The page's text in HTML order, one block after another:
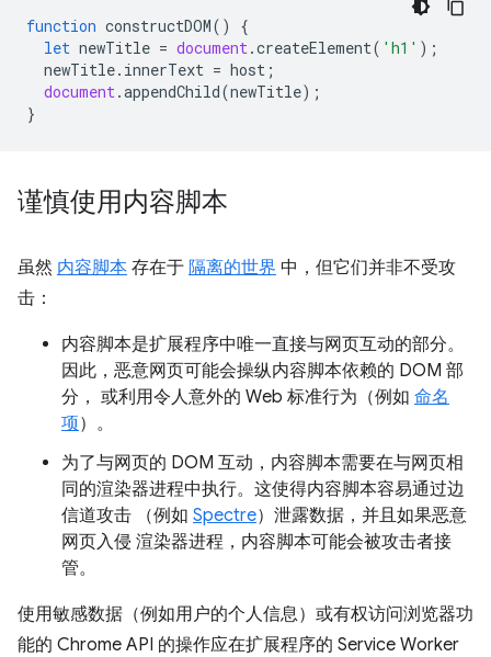
function constructDOM()
{
let newTitle = document.createElement( 'h1' );
newTitle. innerText = host ;
document.appendChild(newTitle);
}
谨慎使用内容脚本
虽然 内容脚本 存在于 隔离的世界 中，但它们并非不受攻
击：
内容脚本是扩展程序中唯一直接与网页互动的部分。
因此，恶意网页可能会操纵内容脚本依赖的 DOM 部
分， 或利用令人意外的 Web 标准行为（例如 命名
项）。
为了与网页的 DOM 互动，内容脚本需要在与网页相
同的渲染器进程中执行。这使得内容脚本容易通过边
信道攻击 （例如 Spectre）泄露数据，并且如果恶意
网页入侵 渲染器进程，内容脚本可能会被攻击者接
管。
使用敏感数据（例如用户的个人信息）或有权访问浏览器功
能的 Chrome API 的操作应在扩展程序的 Service Worker